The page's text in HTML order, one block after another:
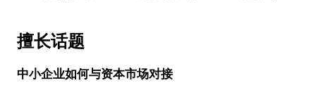
擅长话题
中小企业如何与资本市场对接